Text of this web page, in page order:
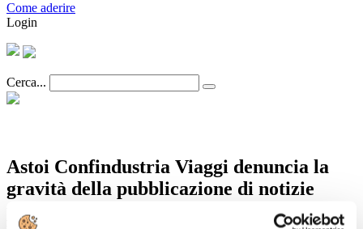
Come aderire
Login
Cerca...
Astoi Confindustria Viaggi denuncia la
gravità della pubblicazione di notizie
prive di fondamento circa l'emergenza in